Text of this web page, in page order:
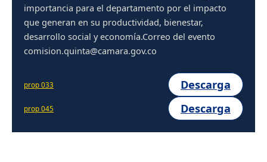
importancia para el departamento por el impacto
que generan en su productividad, bienestar,
desarrollo social y economía.Correo del evento
comision.quinta@camara.gov.co
prop 033 Descarga
prop 045 Descarga